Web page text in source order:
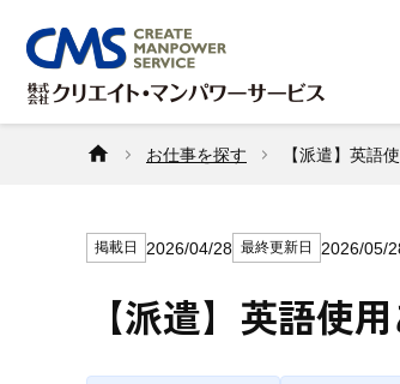
お仕事を探す 【派遣】英語
掲載日 2026/04/28 最終更新日 2026/05/
【派遣】英語使